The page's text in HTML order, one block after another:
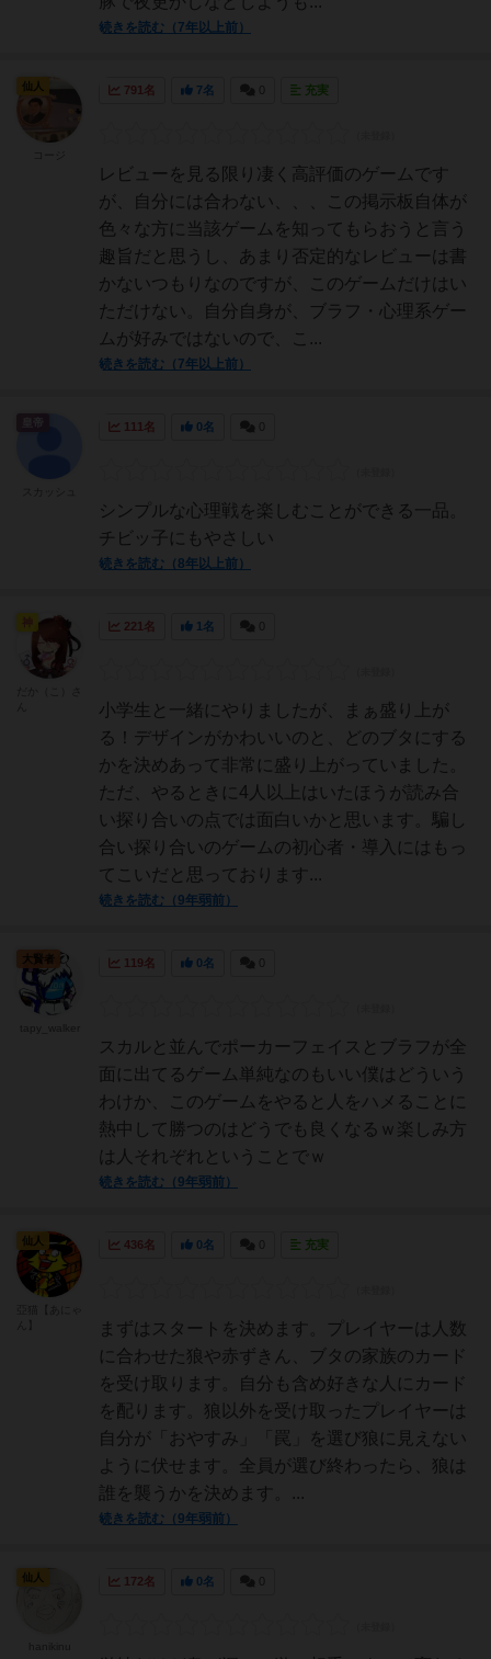
続きを読む（7年以上前）
791名 7名 充実
レビューを見る限り凄く高評価のゲームです
が、自分には合わない、、、この掲示板自体が
色々な方に当該ゲームを知ってもらおうと言う
趣旨だと思うし、あまり否定的なレビューは書
かないつもりなのですが、このゲームだけはい
ただけない。自分自身が、ブラフ・心理系ゲー
ムが好みではないので、こ...
続きを読む（7年以上前）
仙人
111名 0名
シンプルな心理戦を楽しむことができる一品。
チビッ子にもやさしい
続きを読む（8年以上前）
221名 1名
小学生と一緒にやりましたが、まぁ盛り上が
る！デザインがかわいいのと、どのブタにする
かを決めあって非常に盛り上がっていました。
ただ、やるときに4人以上はいたほうが読み合
い探り合いの点では面白いかと思います。騙し
合い探り合いのゲームの初心者・導入にはもっ
てこいだと思っております...
続きを読む（9年弱前）
119名 0名
スカルと並んでポーカーフェイスとブラフが全
面に出てるゲーム単純なのもいい僕はどういう
わけか、このゲームをやると人をハメることに
熱中して勝つのはどうでも良くなるｗ楽しみ方
は人それぞれということでｗ
続きを読む（9年弱前）
大賢者
436名 0名 充実
まずはスタートを決めます。プレイヤーは人数
に合わせた狼や赤ずきん、ブタの家族のカード
を受け取ります。自分も含め好きな人にカード
を配ります。狼以外を受け取ったプレイヤーは
自分が「おやすみ」「罠」を選び狼に見えない
ように伏せます。全員が選び終わったら、狼は
誰を襲うかを決めます。...
続きを読む（9年弱前）
仙人
172名 0名
仙人